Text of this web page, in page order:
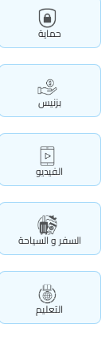
حماية
بزنيس
الفيديو
السفر و السياحة
التعليم